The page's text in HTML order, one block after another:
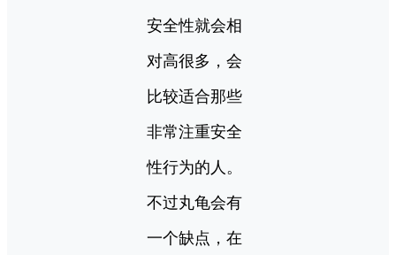
安全性就会相
对高很多，会
比较适合那些
非常注重安全
性行为的人。
不过丸龟会有
一个缺点，在